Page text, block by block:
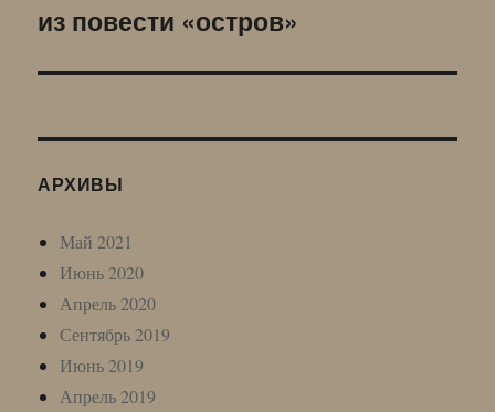
Следующая
из повести «остров»
АРХИВЫ
Май 2021
Июнь 2020
Апрель 2020
Сентябрь 2019
Июнь 2019
Апрель 2019